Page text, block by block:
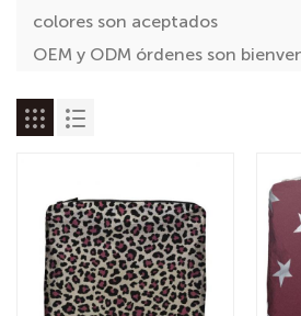
colores son aceptados
OEM y ODM órdenes son